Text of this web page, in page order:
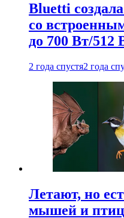
Bluetti
со
до 700 Вт/
2 года спустя2 года
Летают, но
мышей и птиц